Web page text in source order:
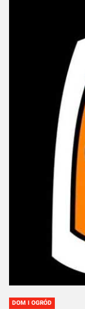
DOM I OGRÓD